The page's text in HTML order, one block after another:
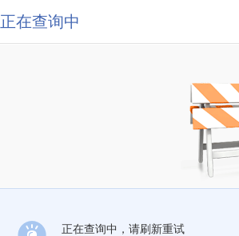
正在查询中
正在查询中，请刷新重试